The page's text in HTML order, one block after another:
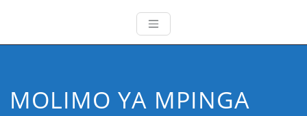
MOLIMO YA MPINGA